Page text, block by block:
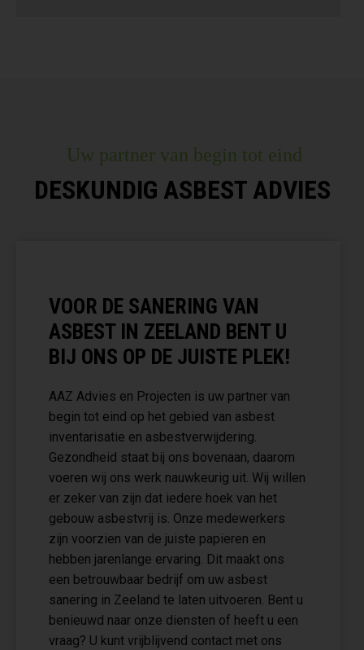
Uw partner van begin tot eind
DESKUNDIG ASBEST ADVIES
VOOR DE SANERING VAN
ASBEST IN ZEELAND BENT U
BIJ ONS OP DE JUISTE PLEK!
AAZ Advies en Projecten is uw partner van
begin tot eind op het gebied van asbest
inventarisatie en asbestverwijdering.
Gezondheid staat bij ons bovenaan, daarom
voeren wij ons werk nauwkeurig uit. Wij willen
er zeker van zijn dat iedere hoek van het
gebouw asbestvrij is. Onze medewerkers
zijn voorzien van de juiste papieren en
hebben jarenlange ervaring. Dit maakt ons
een betrouwbaar bedrijf om uw asbest
sanering in Zeeland te laten uitvoeren. Bent u
benieuwd naar onze diensten of heeft u een
vraag? U kunt vrijblijvend contact met ons